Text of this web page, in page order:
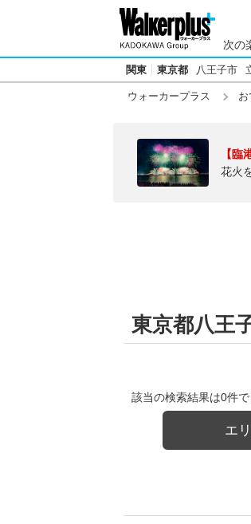
次の
関東 東京都 八王子市
ウォーカープラス
【臨
花火
東京都八王
該当の検索結果は0件
エ